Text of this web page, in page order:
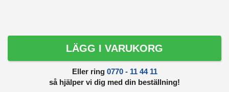
LÄGG I VARUKORG
Eller ring 0770 - 11 44 11
så hjälper vi dig med din beställning!